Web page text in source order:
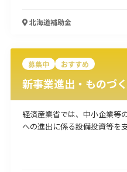
北海道補助金
募集中 おすすめ
新事業進出・ものづ
経済産業省では、中小企業等
への進出に係る設備投資等を